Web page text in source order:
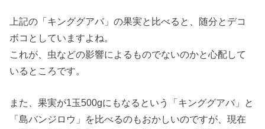
上記の「キンググアバ」の果実と比べると、随分とデコ
ボコとしていますよね。
これが、虫などの影響によるものでないのかと心配して
いるところです。
また、果実が1玉500gにもなるという「キンググアバ」と
「島バンジロウ」を比べるのもおかしいのですが、現在